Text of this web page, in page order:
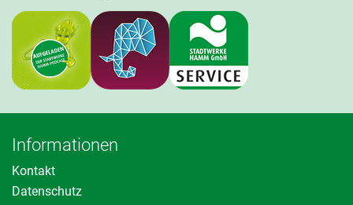
Informationen
Kontakt
Datenschutz